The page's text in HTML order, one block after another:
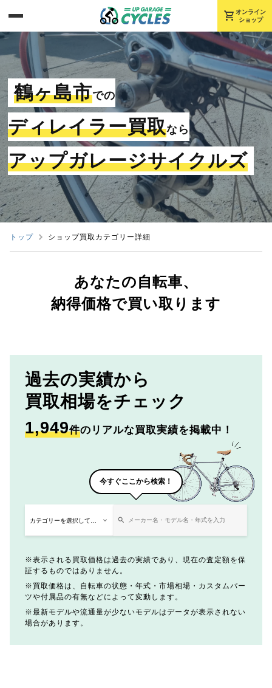
shopping_cart オンライン
ショップ
鶴ヶ島市での
ディレイラー買取なら
アップガレージサイクルズ
トップ ショップ買取カテゴリー詳細
あなたの自転車、
納得価格で買い取ります
過去の実績から
買取相場をチェック
1,949件のリアルな買取実績を掲載中！
今すぐここから検索！
表示される買取価格は過去の実績であり、現在の査定額を保
証するものではありません。
買取価格は、自転車の状態・年式・市場相場・カスタムパー
ツや付属品の有無などによって変動します。
最新モデルや流通量が少ないモデルはデータが表示されない
場合があります。